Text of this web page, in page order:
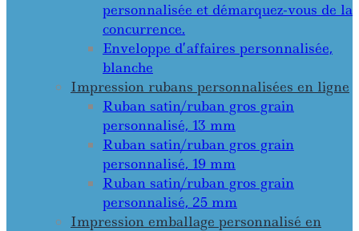
personnalisée et démarquez-vous de la
concurrence.
Enveloppe d’affaires personnalisée,
blanche
Impression rubans personnalisées en ligne
Ruban satin/ruban gros grain
personnalisé, 13 mm
Ruban satin/ruban gros grain
personnalisé, 19 mm
Ruban satin/ruban gros grain
personnalisé, 25 mm
Impression emballage personnalisé en